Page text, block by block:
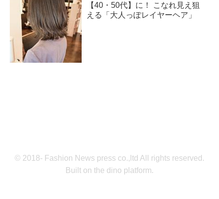
【40・50代】に！ こなれ見え狙
える「大人っぽレイヤーヘア」
© 2018- Fashion News press co.,ltd All rights reserved.
Built on the dino platform.